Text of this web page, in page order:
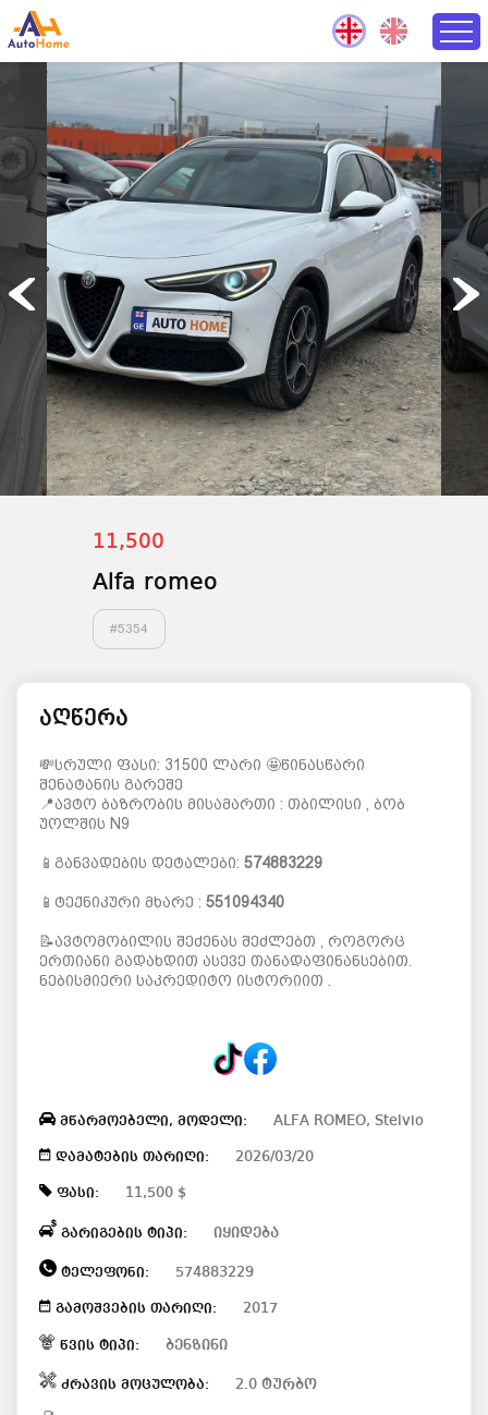
11,500
Alfa romeo
#5354
აღწერა
💸სრული ფასი: 31500 ლარი 🤩წინასწარი
შენატანის გარეშე
📍ავტო ბაზრობის მისამართი : თბილისი , ბობ
უოლშის N9
📱განვადების დეტალები: 574883229
📱ტექნიკური მხარე : 551094340
📝ავტომობილის შეძენას შეძლებთ , როგორც
ერთიანი გადახდით ასევე თანადაფინანსებით.
ნებისმიერი საკრედიტო ისტორიით .
მწარმოებელი, მოდელი: ALFA ROMEO, Stelvio
დამატების თარიღი: 2026/03/20
ფასი: 11,500 $
გარიგების ტიპი: იყიდება
ტელეფონი: 574883229
გამოშვების თარიღი: 2017
წვის ტიპი: ბენზინი
ძრავის მოცულობა: 2.0 ტურბო